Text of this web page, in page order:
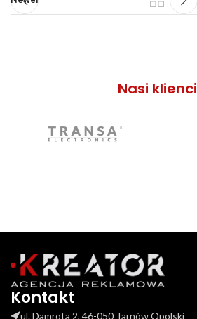
Nasi klienci
Kontakt
ul. Damrota 2, 46-050 Tarnów Opolski